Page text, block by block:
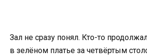
Зал не сразу понял. Кто-то
в зелёном платье за четвёртым